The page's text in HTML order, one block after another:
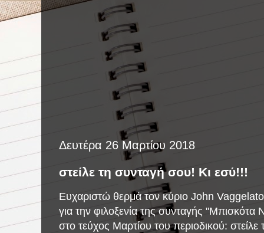
Δευτέρα 26 Μαρτίου 2018
στείλε τη συνταγή σου! Κι εσύ!!!
Ευχαριστώ θερμά τον κύριο John
για την φιλοξενία της συνταγής "Μπισκότα
στο τεύχος Μαρτίου τουπεριοδικού: